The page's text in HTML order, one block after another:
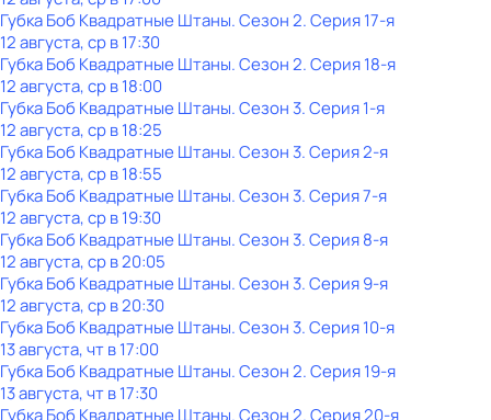
Губка Боб Квадратные Штаны. Сезон 2. Серия 17-я
12 августа, ср в 17:30
Губка Боб Квадратные Штаны. Сезон 2. Серия 18-я
12 августа, ср в 18:00
Губка Боб Квадратные Штаны. Сезон 3. Серия 1-я
12 августа, ср в 18:25
Губка Боб Квадратные Штаны. Сезон 3. Серия 2-я
12 августа, ср в 18:55
Губка Боб Квадратные Штаны. Сезон 3. Серия 7-я
12 августа, ср в 19:30
Губка Боб Квадратные Штаны. Сезон 3. Серия 8-я
12 августа, ср в 20:05
Губка Боб Квадратные Штаны. Сезон 3. Серия 9-я
12 августа, ср в 20:30
Губка Боб Квадратные Штаны. Сезон 3. Серия 10-я
13 августа, чт в 17:00
Губка Боб Квадратные Штаны. Сезон 2. Серия 19-я
13 августа, чт в 17:30
Губка Боб Квадратные Штаны. Сезон 2. Серия 20-я